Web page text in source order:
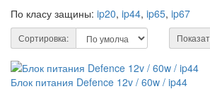
По класу защины: ip20, ip44, ip65, ip67
Сортировка:
Блок питания Defence 12v / 60w / ip44